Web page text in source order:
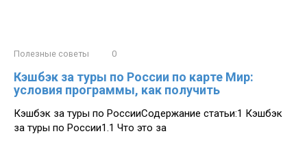
Полезные советы 0
Кэшбэк за туры по России по карте Мир:
условия программы, как получить
Кэшбэк за туры по РоссииСодержание статьи:1 Кэшбэк
за туры по России1.1 Что это за